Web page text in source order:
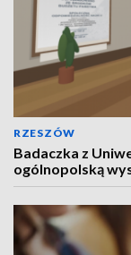
RZESZÓW
Badaczka z
ogólnopolską